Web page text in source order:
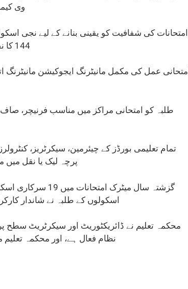
وی
امتحانات کی شفافیت کو یقینی بنانے کے لیے نجی
144 کا نفاذ بھی کیا گیا ہے تاکہ غیر متعلقہ افراد کی مداخلت روکی جا سکے — فیصل خان ترکئی
امتحانی عمل کی مکمل مانیٹرنگ ایجوکیشن مانیٹرنگ
طلبہ کو امتحانی مراکز میں مناسب فرنیچر، صاف
تمام تعلیمی بورڈز کے چیئرمین، سیکرٹریز،
پرچہ لیک یا نقل
گزشتہ سال
اسکولوں کے طلبہ نے شاندار
محکمہ تعلیم نے ڈائریکٹوریٹ اور سیکرٹریٹ سطح
نظام فعال ہے، اور محکمہ